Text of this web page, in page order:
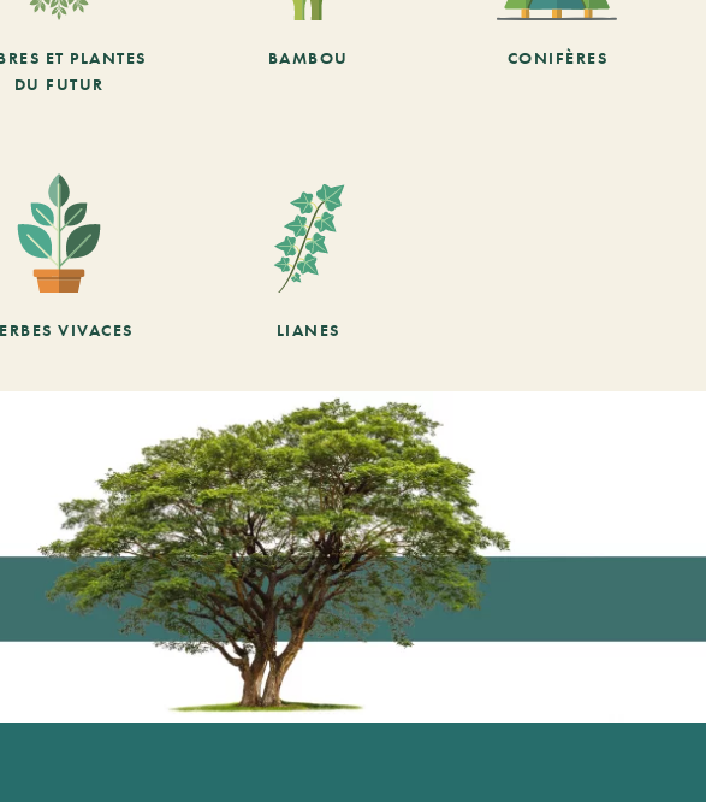
ET PLANTES
DU FUTUR
BAMBOU CONIFÈRES
VIVACES LIANES